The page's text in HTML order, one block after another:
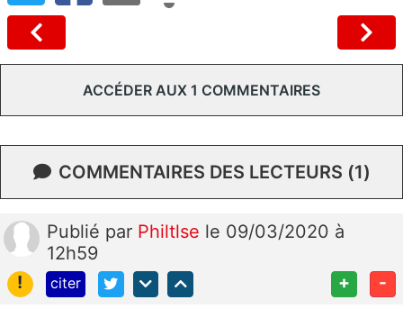
ACCÉDER AUX 1 COMMENTAIRES
COMMENTAIRES DES LECTEURS (1)
Publié par Philtlse le 09/03/2020 à
12h59
!
citer + -